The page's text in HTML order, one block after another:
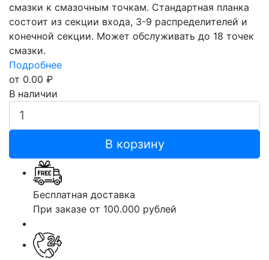
смазки к смазочным точкам. Стандартная планка
состоит из секции входа, 3-9 распределителей и
конечной секции. Может обслуживать до 18 точек
смазки.
Подробнее
от 0.00 ₽
В наличии
В корзину
Бесплатная доставка
При заказе от 100.000 рублей